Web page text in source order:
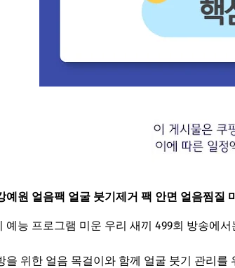
예원 얼음팩 얼굴 붓기제거 팩 안면 얼음찜질
예능 프로그램 미운 우리 새끼 499회 방송에
을 위한 얼음 목걸이와 함께 얼굴 붓기 관리